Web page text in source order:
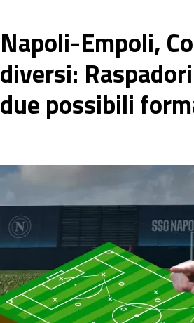
Napoli-Empoli,
diversi:
due possibili